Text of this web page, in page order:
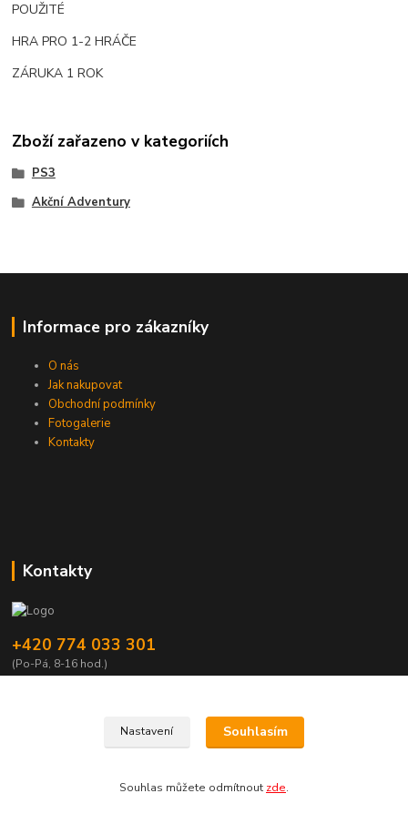
POUŽITÉ
HRA PRO 1-2 HRÁČE
ZÁRUKA 1 ROK
Zboží zařazeno v kategoriích
PS3
Akční Adventury
Informace pro zákazníky
O nás
Jak nakupovat
Obchodní podmínky
Fotogalerie
Kontakty
Kontakty
+420 774 033 301
(Po-Pá, 8-16 hod.)
Nastavení Souhlasím
Souhlas můžete odmítnout zde.